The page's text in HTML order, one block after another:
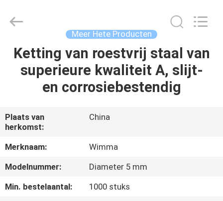
THUIS
PRODUCTEN
VIDEO'S
OVER
ONS
Spare
Parts
Reserved.
Meer Hete Producten
Ketting van roestvrij staal van
superieure kwaliteit A, slijt-
en corrosiebestendig
Plaats van
herkomst:
China
Merknaam:
Wimma
Modelnummer:
Diameter 5 mm
Min. bestelaantal:
1000 stuks